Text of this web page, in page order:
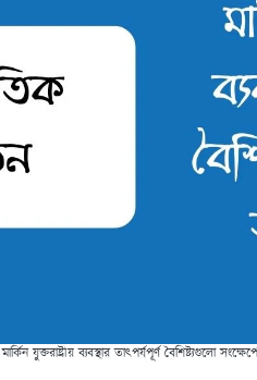
মার্কিন যুক্তরাষ্ট্রীয় ব্যবস্থার তাৎপর্যপূর্ণ বৈশিষ্ট্যগুলো